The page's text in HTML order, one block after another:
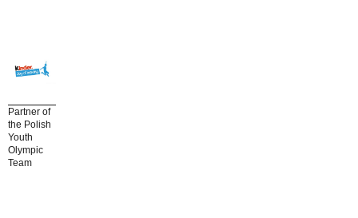
Partner of
the Polish
Youth
Olympic
Team